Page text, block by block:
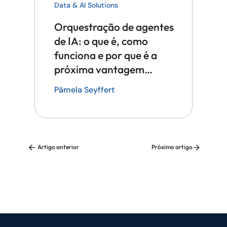
Data & AI Solutions
Orquestração de agentes
de IA: o que é, como
funciona e por que é a
próxima vantagem
competitiva em tecnologia
Pâmela Seyffert
Artigo anterior Próximo artigo